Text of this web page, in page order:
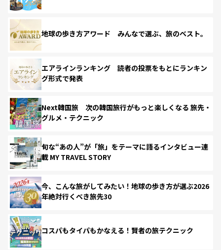
地球の歩き方アワード みんなで選ぶ、旅のベスト。
エアラインランキング 読者の投票をもとにランキン
グ形式で発表
Next韓国旅 次の韓国旅行がもっと楽しくなる 旅先・
グルメ・テクニック
旬な“あの人”が「旅」をテーマに語るインタビュー連
載 MY TRAVEL STORY
今、こんな旅がしてみたい！地球の歩き方が選ぶ2026
年絶対行くべき旅先30
コスパもタイパもかなえる！賢者の旅テクニック